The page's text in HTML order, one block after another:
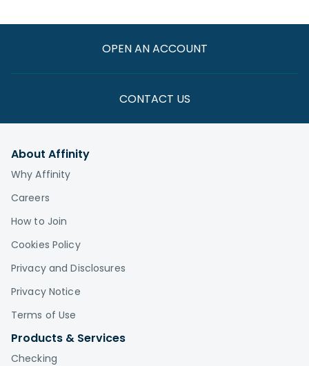
OPEN AN ACCOUNT
CONTACT US
About Affinity
Why Affinity
Careers
How to Join
Cookies Policy
Privacy and Disclosures
Privacy Notice
Terms of Use
Products & Services
Checking